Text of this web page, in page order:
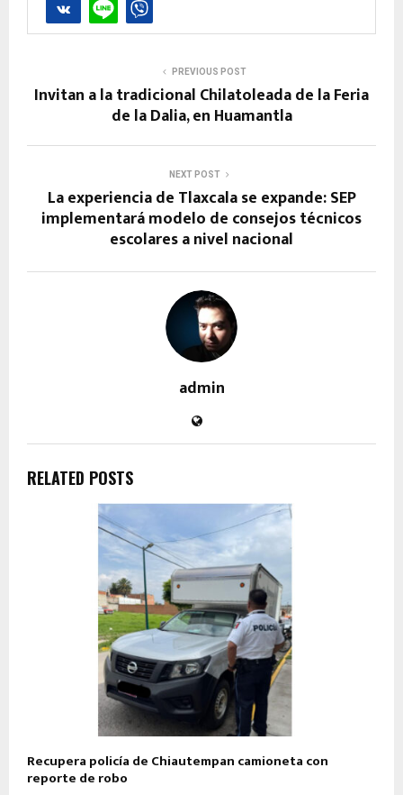
PREVIOUS POST
Invitan a la tradicional Chilatoleada de la Feria
de la Dalia, en Huamantla
NEXT POST
La experiencia de Tlaxcala se expande: SEP
implementará modelo de consejos técnicos
escolares a nivel nacional
admin
RELATED POSTS
Recupera policía de Chiautempan camioneta con
reporte de robo